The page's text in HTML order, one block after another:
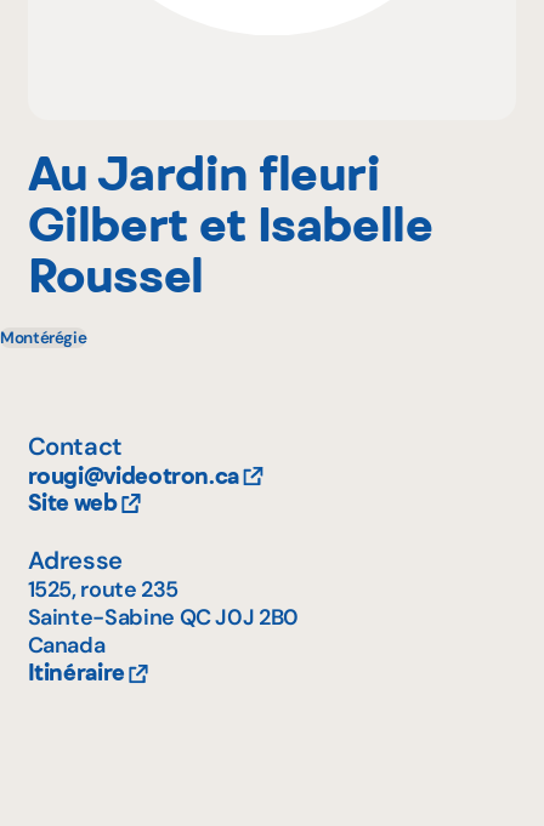
Au Jardin fleuri
Gilbert et Isabelle
Roussel
Montérégie
Contact
rougi@videotron.ca
Site web
Adresse
1525, route 235
Sainte-Sabine QCJ0J 2B0
Canada
Itinéraire